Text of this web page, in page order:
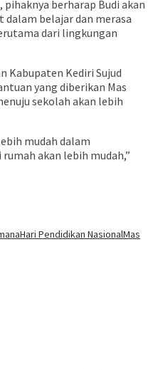
berharap Budi akan
belajar dan merasa
dari lingkungan
Kabupaten Kediri Sujud
yang diberikan Mas
sekolah akan lebih
mudah dalam
akan lebih mudah,”
Hari Pendidikan NasionalMas